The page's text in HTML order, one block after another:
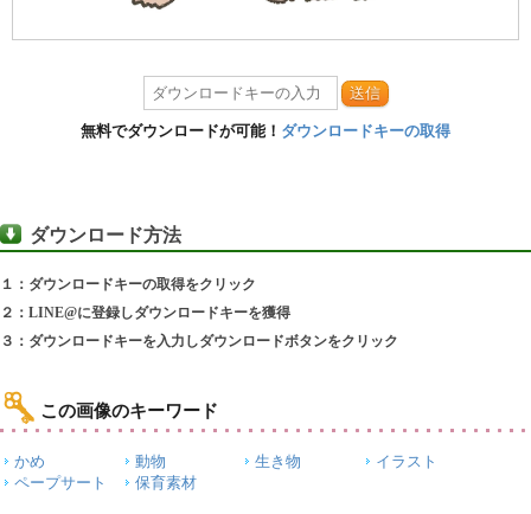
送信
無料でダウンロードが可能！ ダウンロードキーの取得
ダウンロード方法
１：ダウンロードキーの取得をクリック
２：LINE@に登録しダウンロードキーを獲得
３：ダウンロードキーを入力しダウンロードボタンをクリック
この画像のキーワード
かめ 動物 生き物
イラスト
ペープサート
保育素材